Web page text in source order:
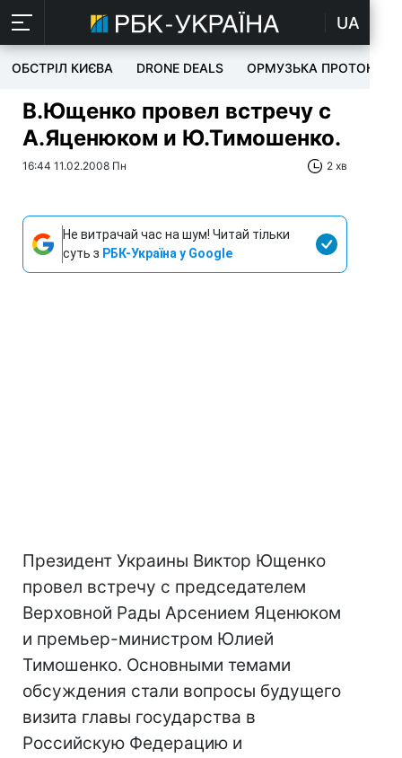
UA
ОБСТРІЛ КИЄВА DRONE DEALS ОРМУЗЬКА ПРОТОКА
В.Ющенко провел встречу с
А.Яценюком и Ю.Тимошенко.
16:44 11.02.2008 Пн 2 хв
Не витрачай час на шум! Читай тільки
суть з РБК-Україна у Google
Президент Украины Виктор Ющенко
провел встречу с председателем
Верховной Рады Арсением Яценюком
и премьер-министром Юлией
Тимошенко. Основными темами
обсуждения стали вопросы будущего
визита главы государства в
Российскую Федерацию и